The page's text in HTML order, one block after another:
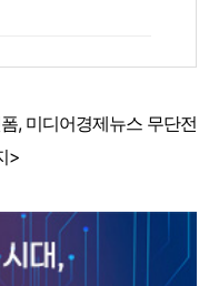
, 미디어경제뉴스 무단전
>